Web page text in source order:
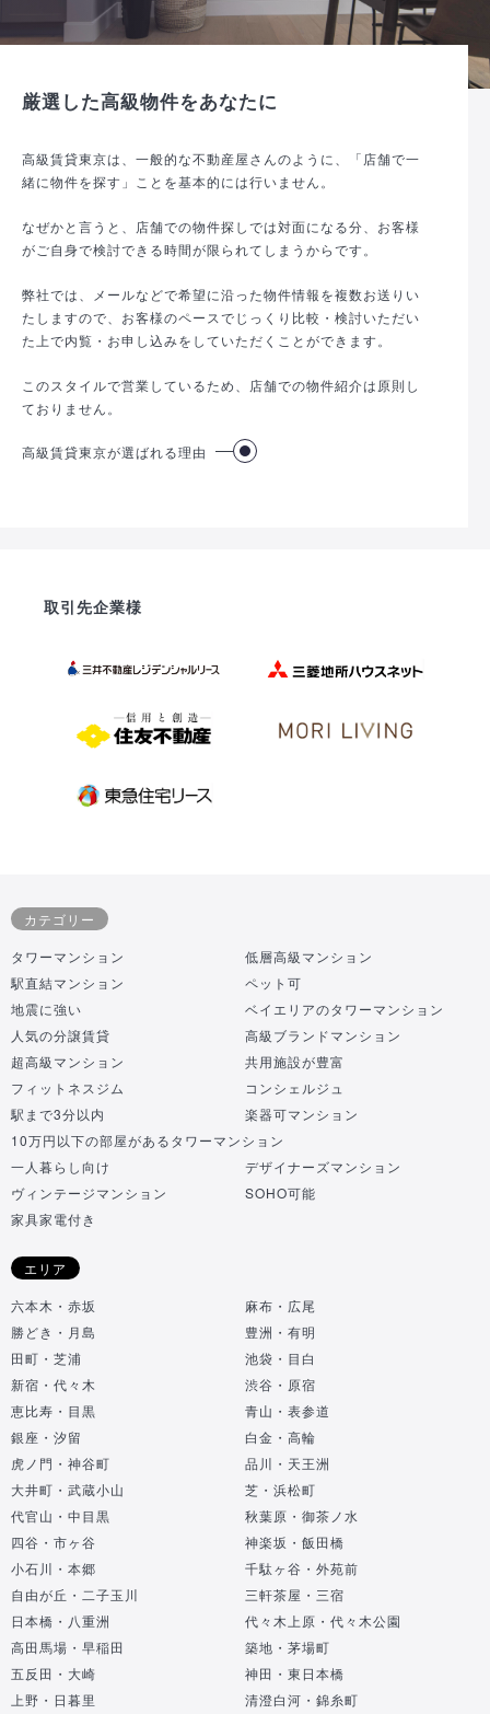
厳選した高級物件をあなたに
高級賃貸東京は、一般的な不動産屋さんのように、「店舗で一
緒に物件を探す」ことを基本的には行いません。
なぜかと言うと、店舗での物件探しでは対面になる分、お客様
がご自身で検討できる時間が限られてしまうからです。
弊社では、メールなどで希望に沿った物件情報を複数お送りい
たしますので、お客様のペースでじっくり比較・検討いただい
た上で内覧・お申し込みをしていただくことができます。
このスタイルで営業しているため、店舗での物件紹介は原則し
ておりません。
高級賃貸東京が選ばれる理由
取引先企業様
カテゴリー
タワーマンション
低層高級マンション
駅直結マンション
ペット可
地震に強い
ベイエリアのタワーマンション
人気の分譲賃貸
高級ブランドマンション
超高級マンション
共用施設が豊富
フィットネスジム
コンシェルジュ
駅まで3分以内
楽器可マンション
10万円以下の部屋があるタワーマンション
一人暮らし向け
デザイナーズマンション
ヴィンテージマンション
SOHO可能
家具家電付き
エリア
六本木・赤坂
麻布・広尾
勝どき・月島
豊洲・有明
田町・芝浦
池袋・目白
新宿・代々木
渋谷・原宿
恵比寿・目黒
青山・表参道
銀座・汐留
白金・高輪
虎ノ門・神谷町
品川・天王洲
大井町・武蔵小山
芝・浜松町
代官山・中目黒
秋葉原・御茶ノ水
四谷・市ヶ谷
神楽坂・飯田橋
小石川・本郷
千駄ヶ谷・外苑前
自由が丘・二子玉川
三軒茶屋・三宿
日本橋・八重洲
代々木上原・代々木公園
高田馬場・早稲田
築地・茅場町
五反田・大崎
神田・東日本橋
上野・日暮里
清澄白河・錦糸町